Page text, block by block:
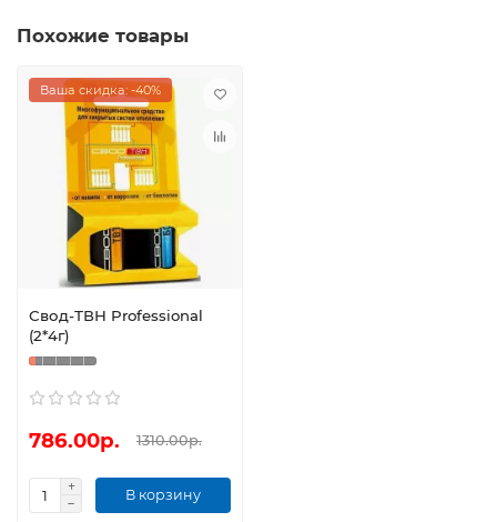
Похожие товары
Ваша скидка: -40%
Свод-ТВН Professional
(2*4г)
786.00р. 1310.00р.
В корзину